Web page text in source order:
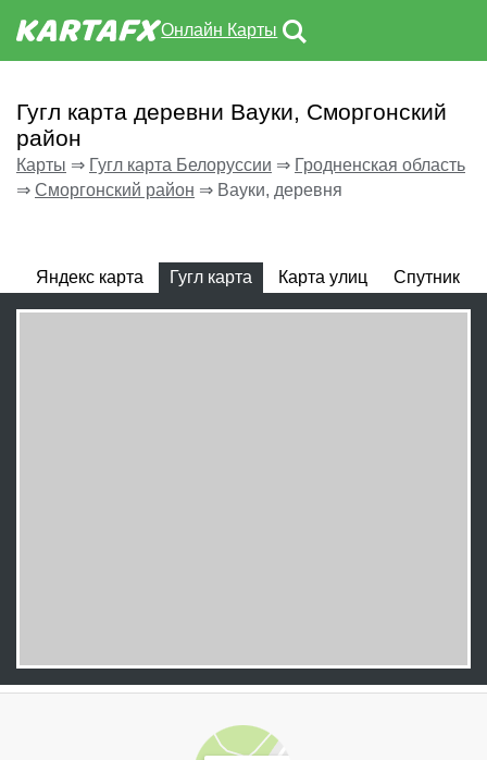
Онлайн Карты
Гугл карта деревни Вауки, Сморгонский
район
Карты ⇒ Гугл карта Белоруссии ⇒ Гродненская область
⇒ Сморгонский район ⇒ Вауки, деревня
Яндекс карта Гугл карта Карта улиц Спутник